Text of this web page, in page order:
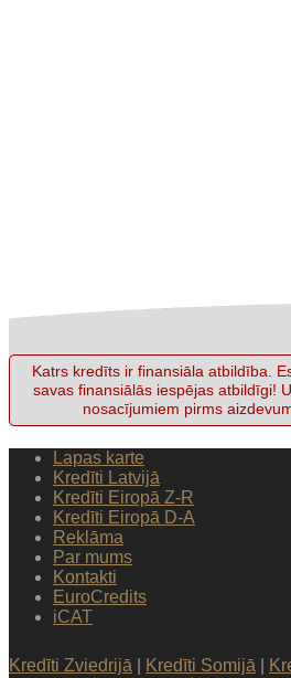
Katrs kredīts ir finansiāla atbildība.
savas finansiālās iespējas atbildīgi!
nosacījumiem pirms
Lapas karte
Kredīti Latvijā
Kredīti Eiropā Z-R
Kredīti Eiropā D-A
Reklāma
Par mums
Kontakti
EuroCredits
iCAT
Kredīti Zviedrijā Kredīti Somijā